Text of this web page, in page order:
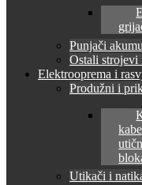
Punjači
Ostali strojevi
Elektrooprema i
Produžni i
Utikači i